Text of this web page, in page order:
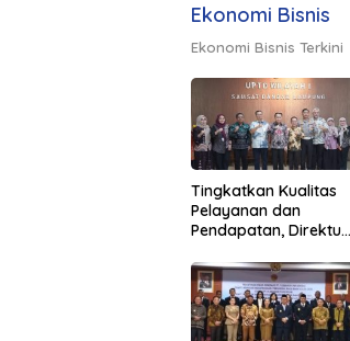
Ekonomi Bisnis
Ekonomi Bisnis Terkini
Tingkatkan Kualitas
Pelayanan dan
Pendapatan, Direktur
Raharja Berikan
Pembinaan di
Lampung dan Tinjau
Samsat Rajabasa